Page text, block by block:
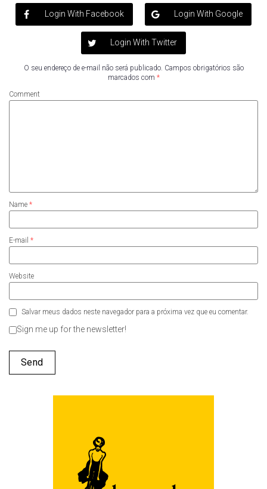
Login With Facebook Login With Google
Login With Twitter
O seu endereço de e-mail não será publicado. Campos obrigatórios são
marcados com *
Comment
Name *
E-mail *
Website
Salvar meus dados neste navegador para a próxima vez que eu comentar.
Sign me up for the newsletter!